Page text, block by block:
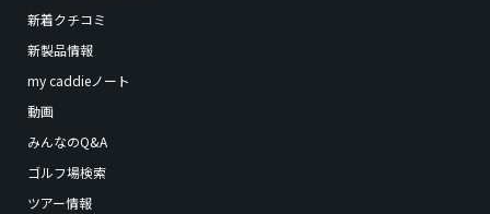
新着クチコミ
新製品情報
my caddieノート
動画
みんなのQ&A
ゴルフ場検索
ツアー情報